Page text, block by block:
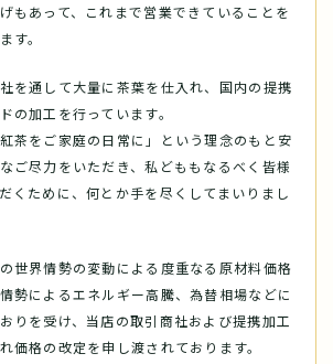
もあって、これまで営業できていることを
す。
を通して大量に茶葉を仕入れ、国内の提携
の加工を行っています。
茶をご家庭の日常に」という理念のもと安
ご尽力をいただき、私どももなるべく皆様
くために、何とか手を尽くしてまいりまし
世界情勢の変動による度重なる原材料価格
勢によるエネルギー高騰、為替相場などに
りを受け、当店の取引商社および提携加工
価格の改定を申し渡されております。